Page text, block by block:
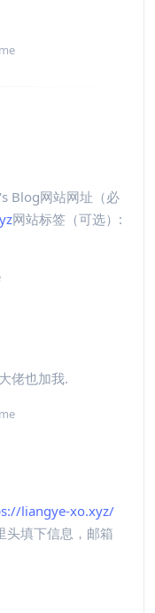
Blog网站网址（必
网站标签（可选）:
佬也加我.
liangye-xo.xyz/
头填下信息，邮箱